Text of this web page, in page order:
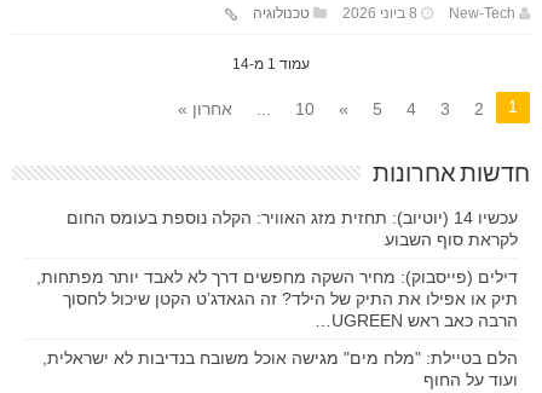
New-Tech 8 ביוני 2026 טכנולוגיה
עמוד 1 מ-14
1
2
3
4
5
»
10
... אחרון »
חדשות אחרונות
עכשיו 14 (יוטיוב): תחזית מזג האוויר: הקלה נוספת בעומס החום
לקראת סוף השבוע
דילים (פייסבוק): מחיר השקה מחפשים דרך לא לאבד יותר מפתחות,
תיק או אפילו את התיק של הילד? זה הגאדג’ט הקטן שיכול לחסוך
הרבה כאב ראש UGREEN…
הלם בטיילת: "מלח מים" מגישה אוכל משובח בנדיבות לא ישראלית,
ועוד על החוף